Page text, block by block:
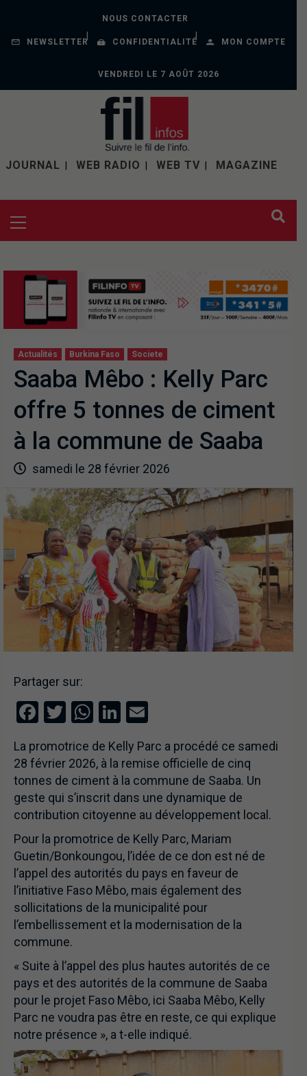
NOUS CONTACTER
NEWSLETTER CONFIDENTIALITÉ MON COMPTE
VENDREDI LE 7 AOÛT 2026
JOURNAL WEB RADIO WEB TV MAGAZINE
Actualités Burkina Faso Societe
Saaba Mêbo : Kelly Parc
offre 5 tonnes de ciment
à la commune de Saaba
samedi le 28 février 2026
Partager sur:
Facebook
Twitter
WhatsApp
LinkedIn
La promotrice de Kelly Parc a procédé ce samedi
28 février 2026, à la remise officielle de cinq
tonnes de ciment à la commune de Saaba. Un
geste qui s’inscrit dans une dynamique de
contribution citoyenne au développement local.
Pour la promotrice de Kelly Parc, Mariam
Guetin/Bonkoungou, l’idée de ce don est né de
l’appel des autorités du pays en faveur de
l’initiative Faso Mêbo, mais également des
sollicitations de la municipalité pour
l’embellissement et la modernisation de la
commune.
« Suite à l’appel des plus hautes autorités de ce
pays et des autorités de la commune de Saaba
pour le projet Faso Mêbo, ici Saaba Mêbo, Kelly
Parc ne voudra pas être en reste, ce qui explique
notre présence », a t-elle indiqué.